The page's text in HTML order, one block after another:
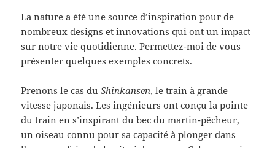
La nature a été une source d’inspiration pour de
nombreux designs et innovations qui ont un impact
sur notre vie quotidienne. Permettez-moi de vous
présenter quelques exemples concrets.
Prenons le cas duShinkansen, le train à grande
vitesse japonais. Les ingénieurs ont conçu la pointe
du train en s’inspirant du bec du martin-pêcheur,
un oiseau connu pour sa capacité à plonger dans